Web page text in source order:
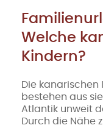
Welche
Kindern?
Die kanarischen
bestehen aus
Atlantik unweit
Durch die Nähe